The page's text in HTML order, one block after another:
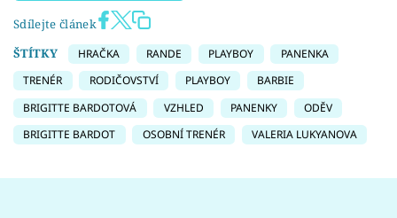
Sdílejte článek
ŠTÍTKY
HRAČKA RANDE PLAYBOY
PANENKA
TRENÉR
RODIČOVSTVÍ PLAYBOY
BARBIE
BRIGITTE BARDOTOVÁ
VZHLED PANENKY
ODĚV
BRIGITTE BARDOT
OSOBNÍ TRENÉR VALERIA LUKYANOVA